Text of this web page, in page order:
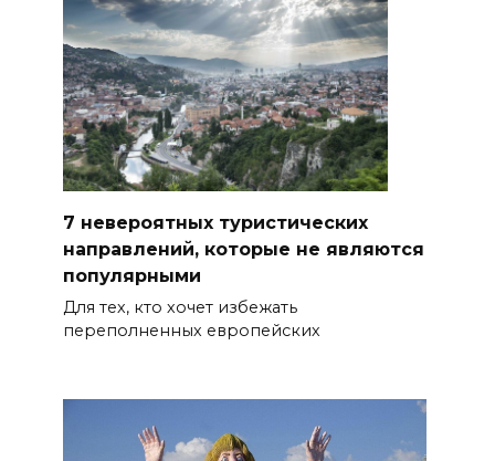
7 невероятных туристических
направлений, которые не являются
популярными
Для тех, кто хочет избежать
переполненных европейских